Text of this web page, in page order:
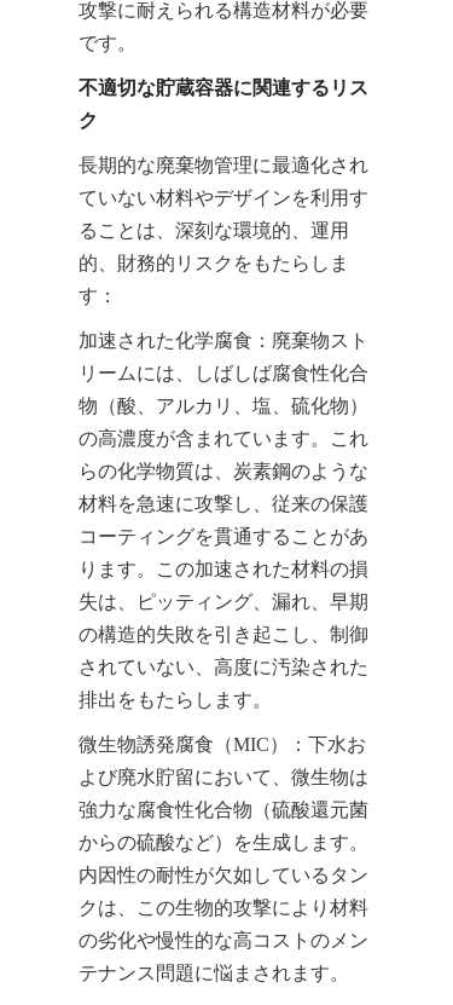
攻撃に耐えられる構造材料が必要
です。
不適切な貯蔵容器に関連するリス
ク
長期的な廃棄物管理に最適化され
ていない材料やデザインを利用す
ることは、深刻な環境的、運用
的、財務的リスクをもたらしま
す：
加速された化学腐食：廃棄物スト
リームには、しばしば腐食性化合
物（酸、アルカリ、塩、硫化物）
の高濃度が含まれています。これ
らの化学物質は、炭素鋼のような
材料を急速に攻撃し、従来の保護
コーティングを貫通することがあ
ります。この加速された材料の損
失は、ピッティング、漏れ、早期
の構造的失敗を引き起こし、制御
されていない、高度に汚染された
排出をもたらします。
微生物誘発腐食（MIC）：下水お
よび廃水貯留において、微生物は
強力な腐食性化合物（硫酸還元菌
からの硫酸など）を生成します。
内因性の耐性が欠如しているタン
クは、この生物的攻撃により材料
の劣化や慢性的な高コストのメン
テナンス問題に悩まされます。